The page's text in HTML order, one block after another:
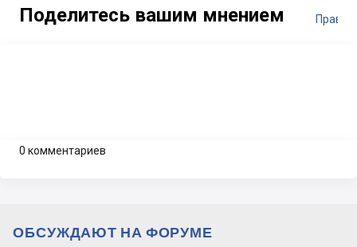
Поделитесь вашим мнением
0 комментариев
ОБСУЖДАЮТ НА ФОРУМЕ